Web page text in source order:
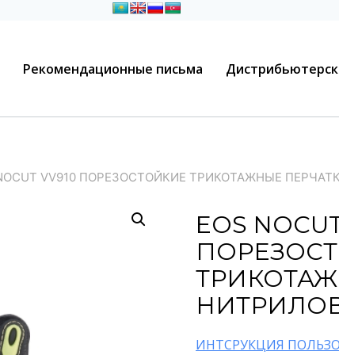
Рекомендационные письма
VV910 ПОРЕЗОСТОЙКИЕ ТРИКОТАЖНЫЕ
EOS
ИНТСРУКЦИЯ